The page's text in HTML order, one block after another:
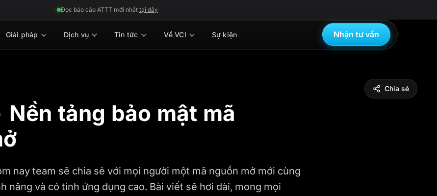
Đọc báo cáo ATTT mới nhất tại đây
Giải pháp Dịch vụ Tin tức Về VCI Sự kiện Nhận tư vấn
tảng bảo mật mã
nay team sẽ chia sẻ với mọi người một mã nguồn mở mới cùng
năng và có tính ứng dụng cao. Bài viết sẽ hơi dài, mong mọi
Chia sẻ